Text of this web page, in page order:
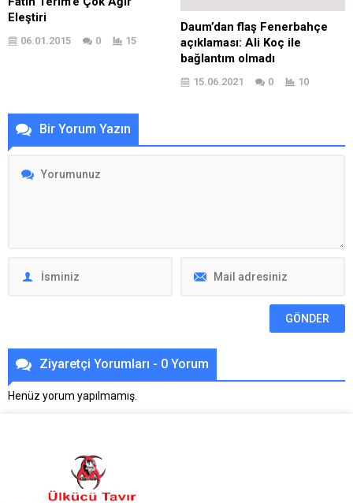
Eleştiri
06.01.2015 0 15
Daum’dan flaş Fenerbahçe
açıklaması: Ali Koç ile
bağlantım olmadı
15.06.2021 0 10
Bir Yorum Yazın
Ziyaretçi Yorumları - 0 Yorum
Henüz yorum yapılmamış.